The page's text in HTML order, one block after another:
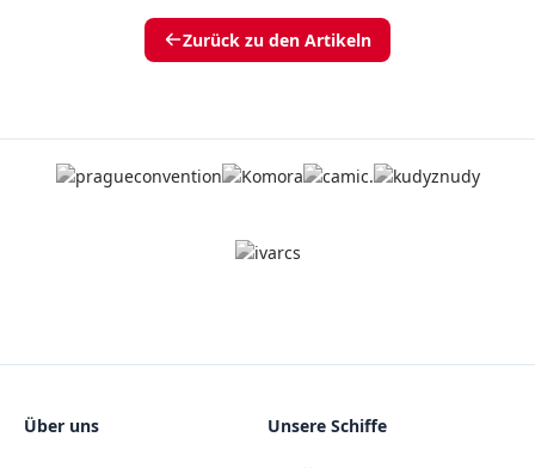
Zurück zu den Artikeln
Über uns Unsere Schiffe